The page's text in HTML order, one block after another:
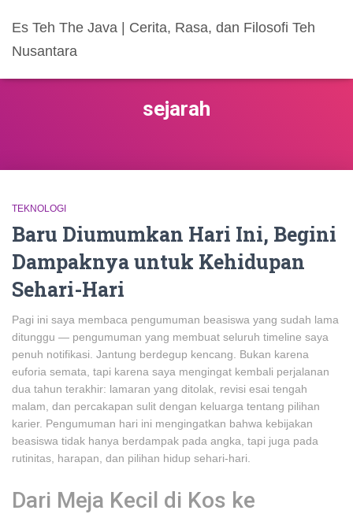
Es Teh The Java | Cerita, Rasa, dan Filosofi Teh
Nusantara
sejarah
TEKNOLOGI
Baru Diumumkan Hari Ini, Begini
Dampaknya untuk Kehidupan
Sehari-Hari
Pagi ini saya membaca pengumuman beasiswa yang sudah lama
ditunggu — pengumuman yang membuat seluruh timeline saya
penuh notifikasi. Jantung berdegup kencang. Bukan karena
euforia semata, tapi karena saya mengingat kembali perjalanan
dua tahun terakhir: lamaran yang ditolak, revisi esai tengah
malam, dan percakapan sulit dengan keluarga tentang pilihan
karier. Pengumuman hari ini mengingatkan bahwa kebijakan
beasiswa tidak hanya berdampak pada angka, tapi juga pada
rutinitas, harapan, dan pilihan hidup sehari-hari.
Dari Meja Kecil di Kos ke